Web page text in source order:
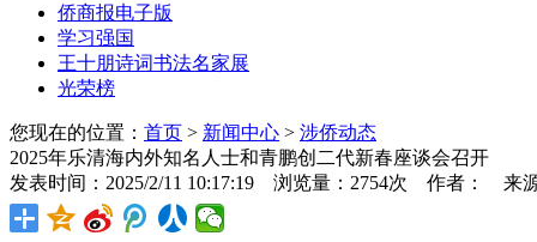
侨商报电子版
学习强国
王十朋诗词书法名家展
光荣榜
您现在的位置： 首页 > 新闻中心 > 涉侨动态
2025年乐清海内外知名人士和青鹏创二代新春座谈会召开
发表时间：2025/2/11 10:17:19 浏览量：2754次 作者： 来